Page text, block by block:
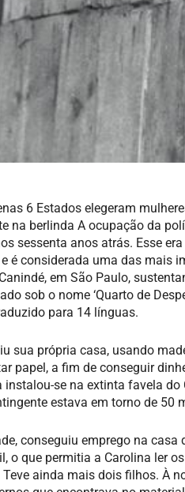
6 Estados elegeram
na berlinda A ocupação da
sessenta anos atrás. Esse
é considerada uma das mais
em São Paulo,
sob o nome ‘Quarto de
para 14 línguas.
sua própria casa, usando
papel, a fim de conseguir
instalou-se na extinta favela
estava em torno de 50
conseguiu emprego na
o que permitia a Carolina ler
ainda mais dois filhos. À